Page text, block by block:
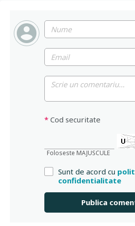
* Cod securitate
Foloseste MAJUSCULE
Sunt de acord cu
confidentialitate